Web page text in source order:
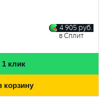
4 905 руб.
в Сплит
1 клик
корзину